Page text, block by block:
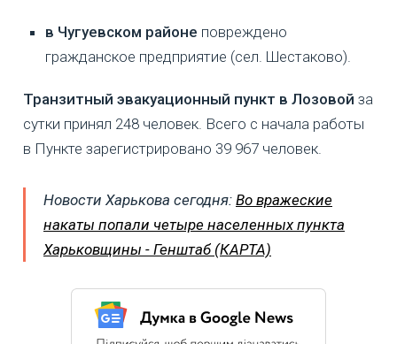
в Чугуевском районе повреждено
гражданское предприятие (сел. Шестаково).
Транзитный эвакуационный пункт в Лозовой за
сутки принял 248 человек. Всего с начала работы
в Пункте зарегистрировано 39 967 человек.
Новости Харькова сегодня: Во вражеские
накаты попали четыре населенных пункта
Харьковщины - Генштаб (КАРТА)